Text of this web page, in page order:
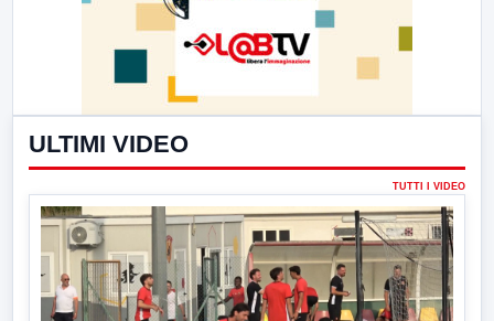
ULTIMI VIDEO
TUTTI I VIDEO